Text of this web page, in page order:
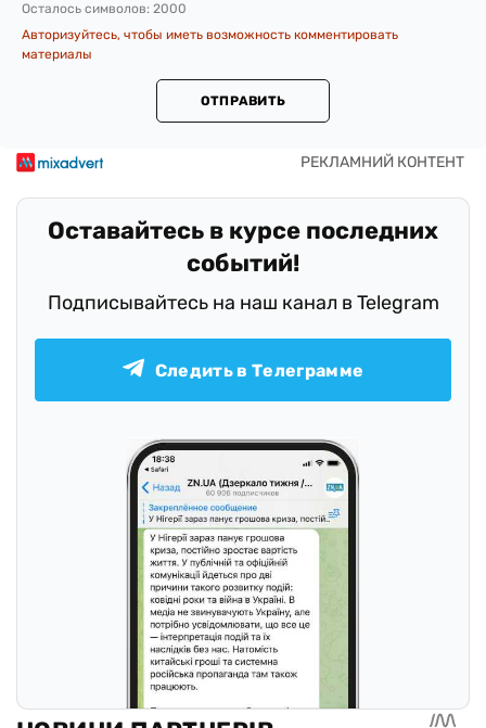
Осталось символов: 2000
Авторизуйтесь, чтобы иметь возможность комментировать
материалы
ОТПРАВИТЬ
Оставайтесь в курсе последних
событий!
Подписывайтесь на наш канал в Telegram
Следить в Телеграмме